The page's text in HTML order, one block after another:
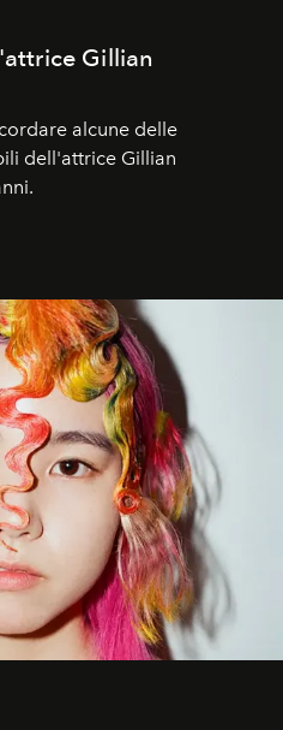
Gillian
alcune delle
dell'attrice Gillian